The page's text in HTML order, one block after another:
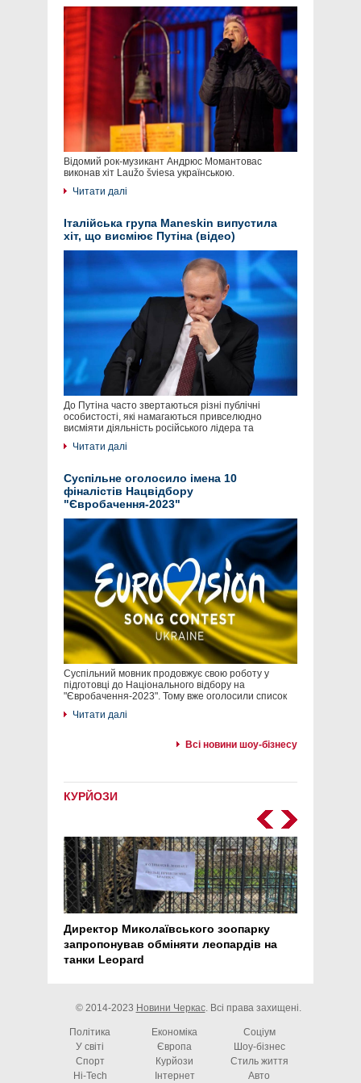
Відомий рок-музикант Андрюс Момантовас
виконав хіт Laužo šviesa українською.
Читати далі
Італійська група Maneskin випустила
хіт, що висміює Путіна (відео)
До Путіна часто звертаються різні публічні
особистості, які намагаються привселюдно
висміяти діяльність російського лідера та
Читати далі
Суспільне оголосило імена 10
фіналістів Нацвідбору
"Євробачення-2023"
Суспільний мовник продовжує свою роботу у
підготовці до Національного відбору на
"Євробачення-2023". Тому вже оголосили список
Читати далі
Всі новини шоу-бізнесу
КУРЙОЗИ
Директор Миколаївського зоопарку
запропонував обміняти леопардів на
танки Leopard
© 2014-2023 Новини Черкас. Всі права захищені.
Політика Економіка
Соціум
У світі
Європа
Шоу-бізнес
Спорт
Курйози
Стиль життя
Hi-Tech
Інтернет Авто